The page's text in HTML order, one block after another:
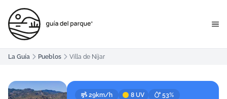
La Guía Pueblos Villa de Níjar
29km/h 8 UV 53%